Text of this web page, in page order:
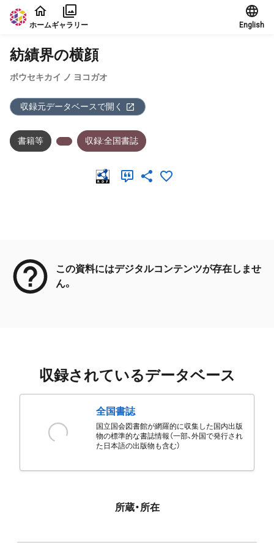
本文に飛ぶ
ホームギャラリー English
紡績界の横顔
ボウセキカイ ノ ヨコガオ
収録元データベースで開く
書籍等 収録:全国書誌
この資料にはデジタルコンテンツが存在しませ
ん。
収録されているデータベース
全国書誌
国立国会図書館が網羅的に収集した国内出版
物の標準的な書誌情報（一部、外国で発行され
た日本語の出版物も含む）
所蔵・所在